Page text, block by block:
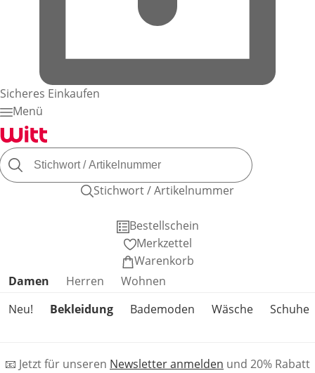
Sicheres Einkaufen
Menü
Stichwort / Artikelnummer
Bestellschein
Merkzettel
Warenkorb
Produktkategorien überspringen
Damen Herren
Wohnen
Neu!
Bekleidung Bademoden Wäsche Schuhe
📧 Jetzt für unseren Newsletter anmelden und 20% Rabatt